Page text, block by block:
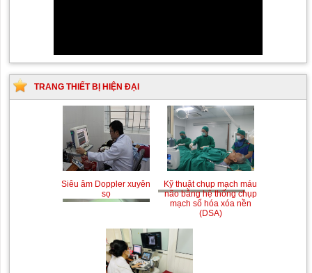
TRANG THIẾT BỊ HIỆN ĐẠI
Siêu âm Doppler xuyên
sọ
Kỹ thuật chụp mạch máu
não bằng hệ thống chụp
mạch số hóa xóa nền
(DSA)